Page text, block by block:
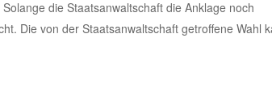
die Staatsanwaltschaft die Anklage noch
Die von der Staatsanwaltschaft getroffene Wahl